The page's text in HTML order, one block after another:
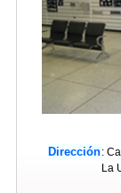
Dirección:
La